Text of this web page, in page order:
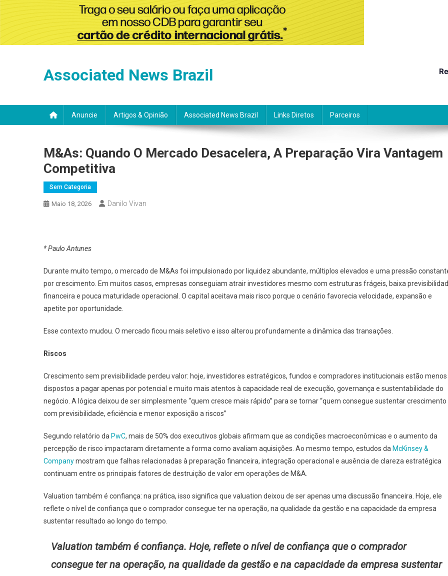
Associated News Brazil
Anuncie Artigos & Opinião Associated News Brazil Links Diretos Parceiros
M&As: Quando O Mercado Desacelera, A Preparação Vira Vantagem
Competitiva
Sem Categoria
Maio 18, 2026 Danilo Vivan
* Paulo Antunes
Durante muito tempo, o mercado de M&As foi impulsionado por liquidez abundante, múltiplos elevados e uma pressão
por crescimento. Em muitos casos, empresas conseguiam atrair investidores mesmo com estruturas frágeis, baixa
financeira e pouca maturidade operacional. O capital aceitava mais risco porque o cenário favorecia velocidade, expansão e
apetite por oportunidade.
Esse contexto mudou. O mercado ficou mais seletivo e isso alterou profundamente a dinâmica das transações.
Riscos
Crescimento sem previsibilidade perdeu valor: hoje, investidores estratégicos, fundos e compradores institucionais estão menos
dispostos a pagar apenas por potencial e muito mais atentos à capacidade real de execução, governança e sustentabilidade do
negócio. A lógica deixou de ser simplesmente “quem cresce mais rápido” para se tornar “quem consegue sustentar crescimento
com previsibilidade, eficiência e menor exposição a riscos”
Segundo relatório da PwC, mais de 50% dos executivos globais afirmam que as condições macroeconômicas e o aumento da
percepção de risco impactaram diretamente a forma como avaliam aquisições. Ao mesmo tempo, estudos da McKinsey &
Companymostram que falhas relacionadas à preparação financeira, integração operacional e ausência de clareza estratégica
continuam entre os principais fatores de destruição de valor em operações de M&A.
Valuation também é confiança: na prática, isso significa que valuation deixou de ser apenas uma discussão financeira. Hoje, ele
reflete o nível de confiança que o comprador consegue ter na operação, na qualidade da gestão e na capacidade da empresa
sustentar resultado ao longo do tempo.
Valuation também é confiança. Hoje, reflete o nível de confiança que o comprador
consegue ter na operação, na qualidade da gestão e na capacidade da empresa sustentar